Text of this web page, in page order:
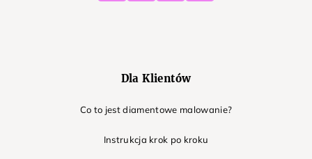
Dla Klientów
Co to jest diamentowe malowanie?
Instrukcja krok po kroku